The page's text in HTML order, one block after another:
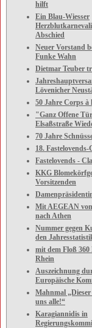
hilft
Ein Blau-Wiesser
Abschied
Neuer Vorstand
Funke Wahn
Dietmar Teuber
Lövenicher
50 Jahre Corps à
"Ganz Offene
Elsaßstraße
70 Jahre
18. Fastelovends-
Fastelovends -
KKG
Vorsitzenden
Mit AEGEAN
nach Athen
Nummer gegen
den
mit dem Floß
Rhein
Auszeichnung
Europäische
Mahnmal
uns alle!“
Karagiannidis in